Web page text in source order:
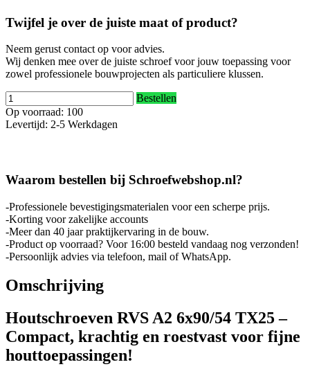
Twijfel je over de juiste maat of product?
Neem gerust contact op voor advies.
Wij denken mee over de juiste schroef voor jouw toepassing voor
zowel professionele bouwprojecten als particuliere klussen.
Bestellen
Op voorraad: 100
Levertijd: 2-5 Werkdagen
Waarom bestellen bij Schroefwebshop.nl?
-Professionele bevestigingsmaterialen voor een scherpe prijs.
-Korting voor zakelijke accounts
-Meer dan 40 jaar praktijkervaring in de bouw.
-Product op voorraad? Voor 16:00 besteld vandaag nog verzonden!
-Persoonlijk advies via telefoon, mail of WhatsApp.
Omschrijving
Houtschroeven RVS A2 6x90/54 TX25 –
Compact, krachtig en roestvast voor fijne
houttoepassingen!